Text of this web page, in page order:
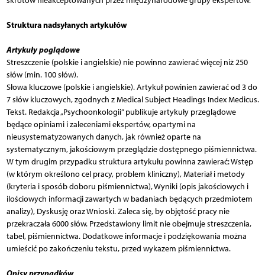
Struktura nadsyłanych artykułów
Artykuły poglądowe
Streszczenie (polskie i angielskie) nie powinno zawierać więcej niż 250
słów (min. 100 słów).
Słowa kluczowe (polskie i angielskie). Artykuł powinien zawierać od 3 do
7 słów kluczowych, zgodnych z Medical Subject Headings Index Medicus.
Tekst. Redakcja „Psychoonkologii” publikuje artykuły przeglądowe
będące opiniami i zaleceniami ekspertów, opartymi na
nieusystematyzowanych danych, jak również oparte na
systematycznym, jakościowym przeglądzie dostępnego piśmiennictwa.
W tym drugim przypadku struktura artykułu powinna zawierać: Wstęp
(w którym określono cel pracy, problem kliniczny), Materiał i metody
(kryteria i sposób doboru piśmiennictwa), Wyniki (opis jakościowych i
ilościowych informacji zawartych w badaniach będących przedmiotem
analizy), Dyskusję oraz Wnioski. Zaleca się, by objętość pracy nie
przekraczała 6000 słów. Przedstawiony limit nie obejmuje streszczenia,
tabel, piśmiennictwa. Dodatkowe informacje i podziękowania można
umieścić po zakończeniu tekstu, przed wykazem piśmiennictwa.